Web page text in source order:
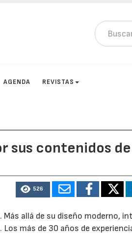
AGENDA REVISTAS
sus contenidos de
526
Más allá de su diseño moderno,
más de 30 años de